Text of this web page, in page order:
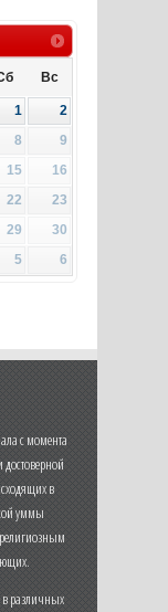
Вс
1
2
8
9
15
16
22
23
29
30
5 6
с момента
в
уммы
в различных